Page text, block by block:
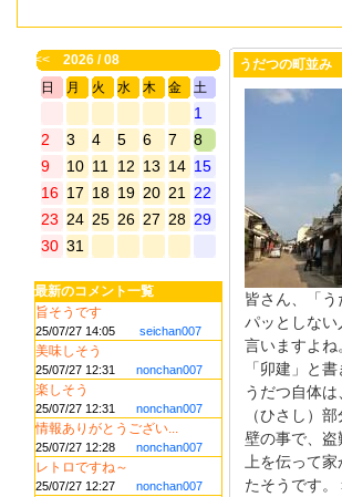
<<
2026 / 08
日
月 火 水 木 金 土
1
2
3 4 5 6 7
8
9
10 11 12 13 14 15
16 17 18 19 20 21
22
23 24 25 26 27 28 29
30 31
最新のコメント一覧
旨そうです
25/07/27 14:05 seichan007
美味しそう
25/07/27 12:31 nonchan007
楽しそう
25/07/27 12:31 nonchan007
情報ありがとうござい...
25/07/27 12:28 nonchan007
レトロですね～
25/07/27 12:27 nonchan007
うだつの町並み
皆さん、「
パッとしな
言いますよ
「卯建」と
うだつ自体
（ひさし）
壁の事で、
上を伝って
たそうです。